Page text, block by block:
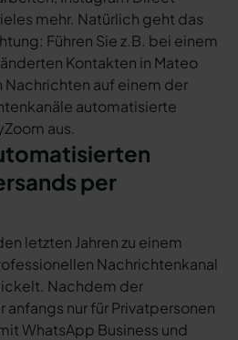
mehr. Natürlich geht das
Führen Sie z.B. bei einem
Kontakten in Mateo
auf einem der
automatisierte
aus.
per
letzten Jahren zu einem
Nachrichtenkanal
Nachdem der
nur für Privatpersonen
WhatsApp Business und